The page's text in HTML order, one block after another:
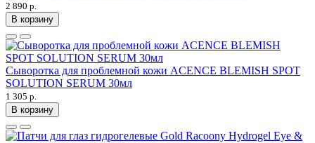
2 890 р.
В корзину
Сыворотка для проблемной кожи ACENCE BLEMISH SPOT
SOLUTION SERUM 30мл
1 305 р.
В корзину